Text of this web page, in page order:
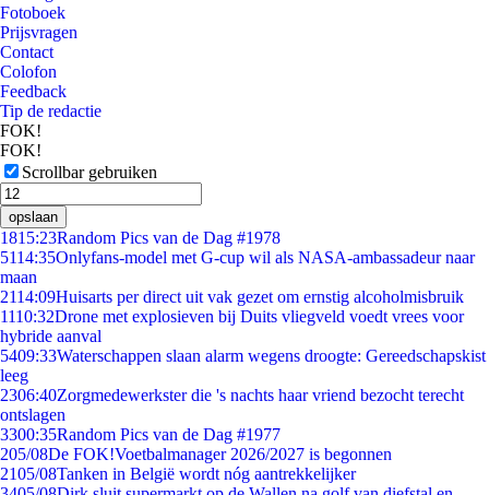
Fotoboek
Prijsvragen
Contact
Colofon
Feedback
Tip de redactie
FOK!
FOK!
Scrollbar gebruiken
opslaan
1815:23Random Pics van de Dag #1978
5114:35Onlyfans-model met G-cup wil als NASA-ambassadeur naar
maan
2114:09Huisarts per direct uit vak gezet om ernstig alcoholmisbruik
1110:32Drone met explosieven bij Duits vliegveld voedt vrees voor
hybride aanval
5409:33Waterschappen slaan alarm wegens droogte: Gereedschapskist
leeg
2306:40Zorgmedewerkster die 's nachts haar vriend bezocht terecht
ontslagen
3300:35Random Pics van de Dag #1977
205/08De FOK!Voetbalmanager 2026/2027 is begonnen
2105/08Tanken in België wordt nóg aantrekkelijker